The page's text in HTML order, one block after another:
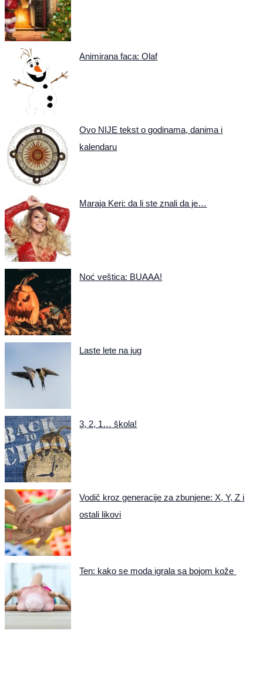
Animirana faca: Olaf
Ovo NIJE tekst o godinama, danima i
kalendaru
Maraja Keri: da li ste znali da je…
Noć veštica: BUAAA!
Laste lete na jug
3, 2, 1… škola!
Vodič kroz generacije za zbunjene: X, Y, Z i
ostali likovi
Ten: kako se moda igrala sa bojom kože